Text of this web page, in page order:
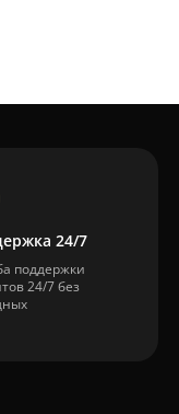
24/7
поддержки
24/7 без